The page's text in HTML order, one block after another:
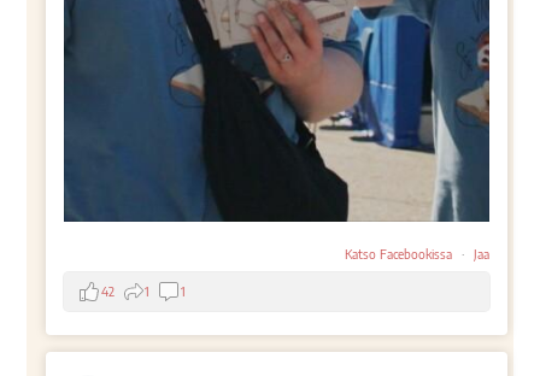
Katso Facebookissa · Jaa
42 1 1